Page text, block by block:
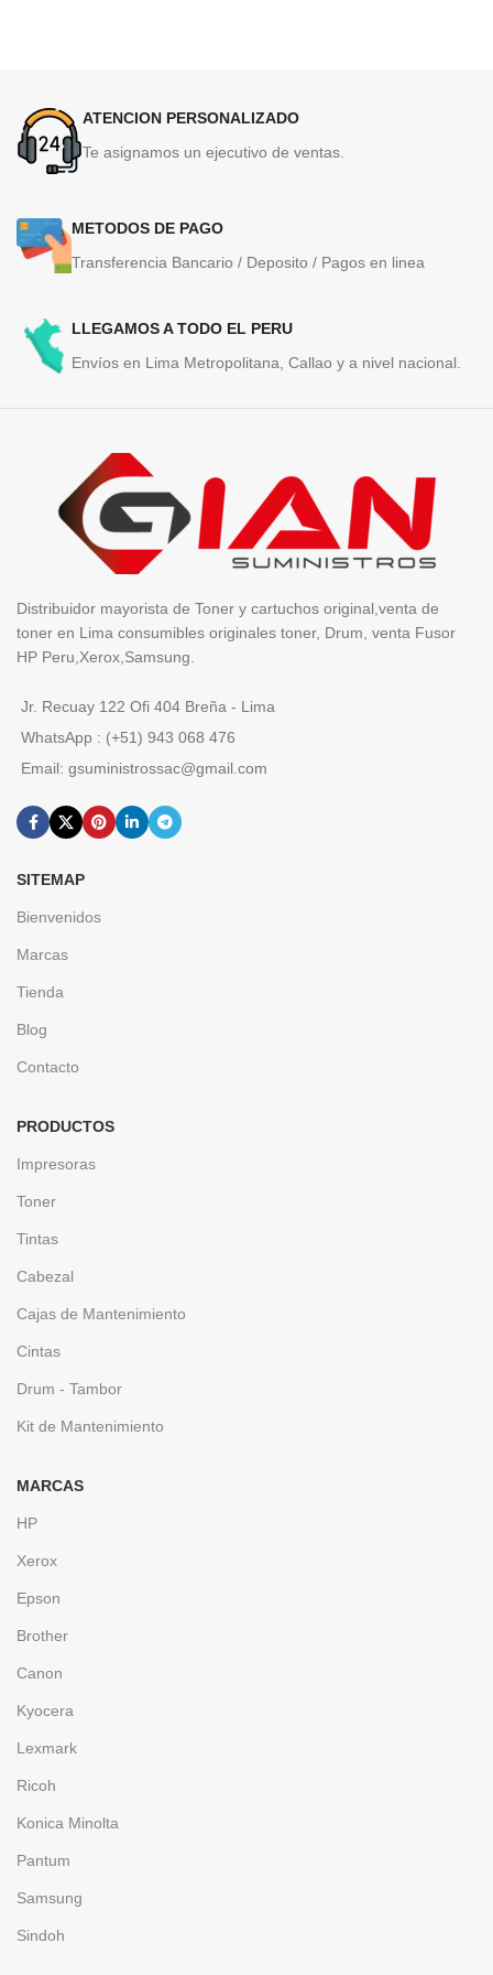
ATENCION PERSONALIZADO
Te asignamos un ejecutivo de ventas.
METODOS DE PAGO
Transferencia Bancario / Deposito / Pagos en linea
LLEGAMOS A TODO EL PERU
Envíos en Lima Metropolitana, Callao y a nivel nacional.
Distribuidor mayorista de Toner y cartuchos original,venta de
toner en Lima consumibles originales toner, Drum, venta Fusor
HP Peru,Xerox,Samsung.
Jr. Recuay 122 Ofi 404 Breña - Lima
WhatsApp : (+51) 943 068 476
Email: gsuministrossac@gmail.com
SITEMAP
Bienvenidos
Marcas
Tienda
Blog
Contacto
PRODUCTOS
Impresoras
Toner
Tintas
Cabezal
Cajas de Mantenimiento
Cintas
Drum - Tambor
Kit de Mantenimiento
MARCAS
HP
Xerox
Epson
Brother
Canon
Kyocera
Lexmark
Ricoh
Konica Minolta
Pantum
Samsung
Sindoh